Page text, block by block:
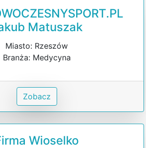
Matuszak
Miasto: Rzeszów
Branża: Medycyna
Zobacz
Wioselko